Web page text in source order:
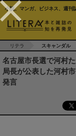
小説、マンガ、ビジネス、週
リテラ スキャンダル
名古屋市長選で河村
局長が公表した河村
発言